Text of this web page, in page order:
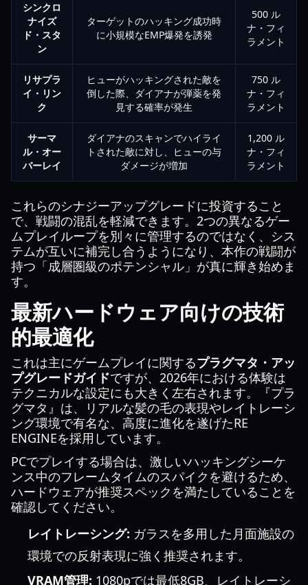
シンクロ
ナイズ
ド・スタ
ン
ターゲットのハッキング成功時
に小規模なEMP爆発を誘発
500 ル
ナ・フィ
ラメント
リサプラ
イ・リン
ク
ヒューがハッキングされた敵を
倒した際、ダイアナが弾薬を発
見する確率が発生
750 ル
ナ・フィ
ラメント
サーマ
ル・オー
バーレイ
ダイアナのスキャンでハイライ
トされた敵に対し、ヒューの与
ダメージが増加
1,200 ル
ナ・フィ
ラメント
これらのシナジーアップグレードに投資すること
で、戦闘の混乱を軽減できます。2つの異なるゲー
ムプレイループを別々に管理するのではなく、シス
テムが互いに補完し合うようになり、本作の戦闘が
持つ「成層圏級のポテンシャル」が真に輝き始めま
す。
最新ハードウェア向けの技術
的最適化
これは主にゲームプレイに関するプラグマタ・アッ
プグレードガイドですが、2026年における体験は
テクニカルな設定にも大きく左右されます。『プラ
グマタ』は、リアルな髪の毛の表現やレイトレーシ
ング環境で有名な、高度に進化を遂げたRE
ENGINEを採用しています。
PCでプレイする場合は、激しいハッキングシーケ
ンス中のフレームタイムのスパイクを避けるため、
ハードウェアが推奨スペックを満たしていることを
確認してください。
レイトレーシング: ガラスを多用した月面施設の
環境での反射表現に強く推奨されます。
VRAM管理: 1080pでは最低8GB、レイトレーシ